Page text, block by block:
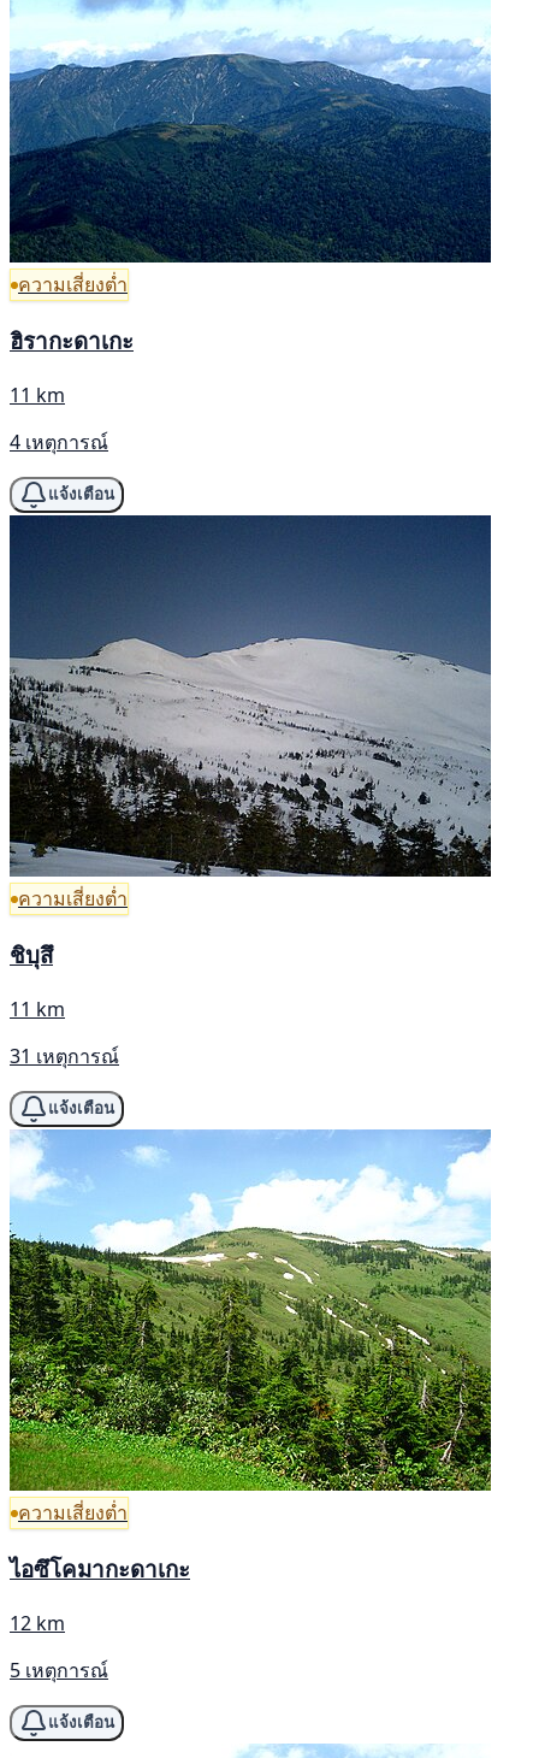
ความเสี่ยงต่ำ
ฮิรากะดาเกะ
11 km
4 เหตุการณ์
แจ้งเตือน
ความเสี่ยงต่ำ
ชิบุสึ
11 km
31 เหตุการณ์
แจ้งเตือน
ความเสี่ยงต่ำ
ไอซึโคมากะดาเกะ
12 km
5 เหตุการณ์
แจ้งเตือน